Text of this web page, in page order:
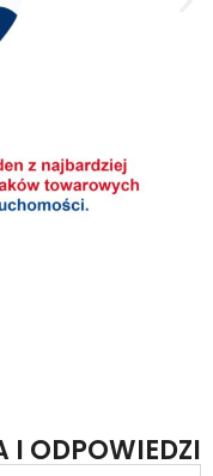
I ODPOWIEDZI